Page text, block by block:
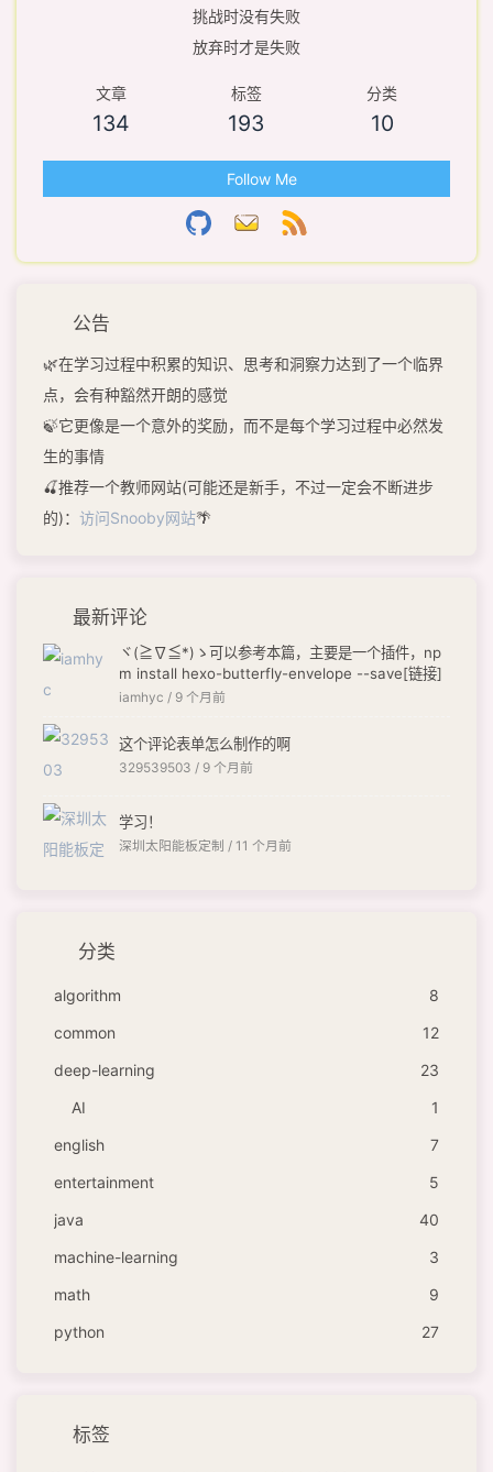
挑战时没有失败
放弃时才是失败
文章
134
标签
193
分类
10
Follow Me
公告
🌿在学习过程中积累的知识、思考和洞察力达到了一个临界
点，会有种豁然开朗的感觉
🍃它更像是一个意外的奖励，而不是每个学习过程中必然发
生的事情
🍒推荐一个教师网站(可能还是新手，不过一定会不断进步
的)： 访问Snooby网站🌴
最新评论
ヾ(≧∇≦*)ゝ可以参考本篇，主要是一个插件，np
m install hexo-butterfly-envelope --save[链接]
iamhyc / 9 个月前
这个评论表单怎么制作的啊
329539503 / 9 个月前
学习！
深圳太阳能板定制 / 11 个月前
分类
algorithm
8
common
12
deep-learning
23
AI
1
english
7
entertainment
5
java
40
machine-learning
3
math
9
python
27
标签